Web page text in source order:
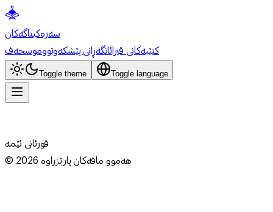
سەرەکیتاگەکان
کتێبەکانی قیرائاتگەڕانی پێشکەوتووموسحەف
Toggle theme Toggle language
قورئانی ئێمە
© 2026هەموو مافەکان پارێزراوە